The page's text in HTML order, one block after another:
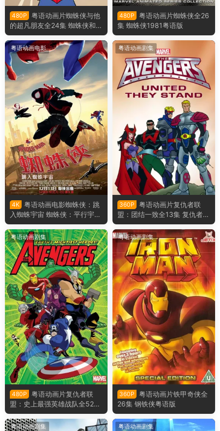
480P
粤语动画片蜘蛛侠与他
的超凡朋友全24集 蜘蛛侠和他
的神奇朋友们粤语版
480P
粤语动画片蜘蛛侠全26
集 蜘蛛侠1981粤语版
粤语动画电影
4K 粤语动画电影蜘蛛侠：跳
入蜘蛛宇宙 蜘蛛侠：平行宇宙
粤语版
粤语动画剧集
360P
粤语动画片复仇者联
盟：团结一致全13集 复仇者：
团结则立粤语版
粤语动画剧集
480P
粤语动画片复仇者联
盟：史上最强英雄战队全52集
复仇者：世上最强英雄组合粤
语版
粤语动画剧集
360P
粤语动画片铁甲奇侠全
26集 钢铁侠粤语版
粤语动画剧集 粤语动画剧集